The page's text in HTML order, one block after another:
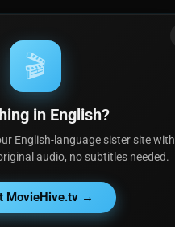
🎬
in English?
English-language sister site with
audio, no subtitles needed.
MovieHive.tv →